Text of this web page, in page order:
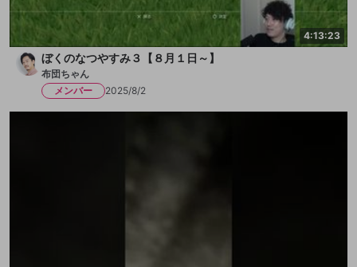
4:13:23
ぼくのなつやすみ３【８月１日～】
布団ちゃん
メンバー
2025/8/2